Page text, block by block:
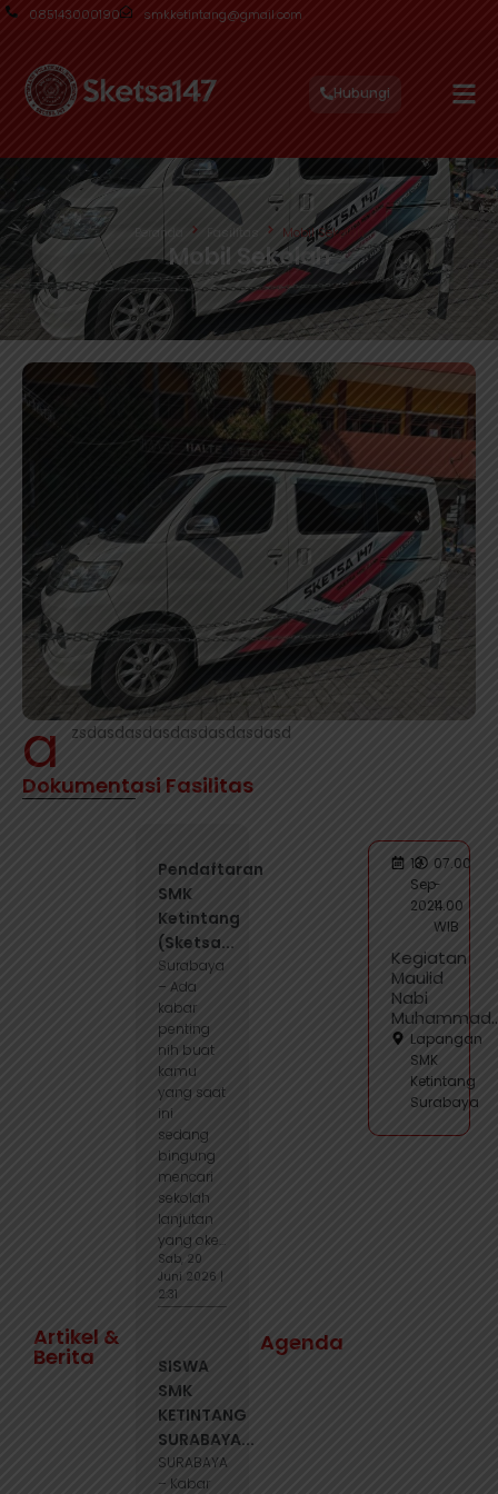
085143000190 smkketintang@gmail.com
Hubungi
Beranda Fasilitas Mobil Sekolah
Mobil Sekolah
a zsdasdasdasdasdasdasdasd
Dokumentasi Fasilitas
Artikel &
Berita
Pendaftaran
SMK
Ketintang
(Sketsa...
Surabaya
– Ada
kabar
penting
nih buat
kamu
yang saat
ini
sedang
bingung
mencari
sekolah
lanjutan
yang oke...
Sab, 20
Juni 2026 |
2:31
SISWA
SMK
KETINTANG
SURABAYA...
SURABAYA
– Kabar
Agenda
13
Sep
2024
07.00
-
11.00
WIB
Kegiatan
Maulid
Nabi
Lapangan
SMK
Ketintang
Surabaya